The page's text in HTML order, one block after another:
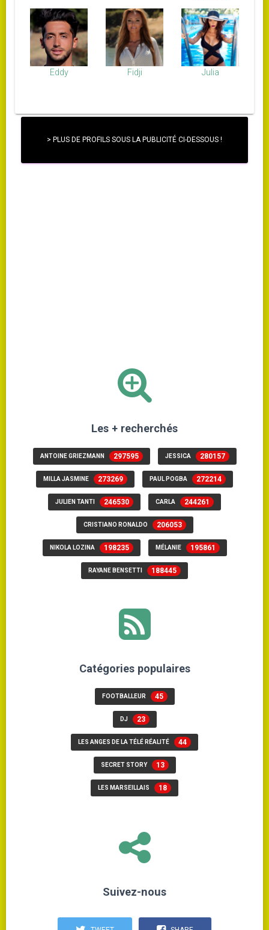
Eddy Fidji Julia
> PLUS DE PROFILS SOUS LA PUBLICITÉ CI-DESSOUS !
Les + recherchés
ANTOINE GRIEZMANN 297595 JESSICA 280157
MILLA JASMINE 273269 PAUL POGBA 272214
JULIEN TANTI 246530 CARLA 244261
CRISTIANO RONALDO 206053
NIKOLA LOZINA 198235 MÉLANIE 195861
RAYANE BENSETTI 188445
Catégories populaires
FOOTBALLEUR 45
DJ 23
LES ANGES DE LA TÉLÉ RÉALITÉ 44
SECRET STORY 13
LES MARSEILLAIS 18
Suivez-nous